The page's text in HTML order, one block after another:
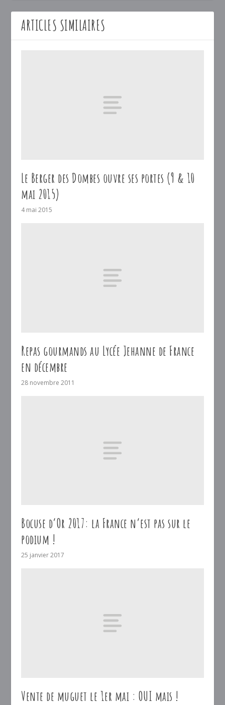
ARTICLES SIMILAIRES
Le Berger des Dombes ouvre ses portes (9 & 10
mai 2015)
4 mai 2015
Repas gourmands au Lycée Jehanne de France
en décembre
28 novembre 2011
Bocuse d’Or 2017: la France n’est pas sur le
podium !
25 janvier 2017
Vente de muguet le 1er mai : OUI mais !